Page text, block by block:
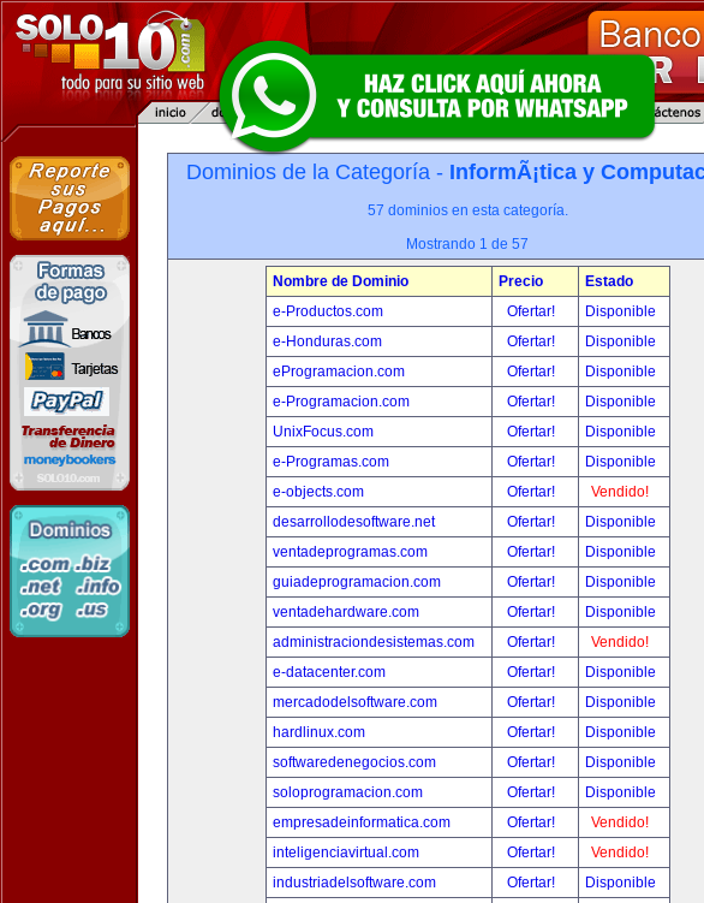
Dominios de la Categoría - InformÃ¡tica y
57 dominios en esta categoría.
Mostrando 1 de 57
Nombre de Dominio Precio
Estado
e-Productos.com
Ofertar!
Disponible
e-Honduras.com
Ofertar!
Disponible
eProgramacion.com
Ofertar!
Disponible
e-Programacion.com
Ofertar!
Disponible
UnixFocus.com
Ofertar!
Disponible
e-Programas.com
Ofertar!
Disponible
e-objects.com
Ofertar!
Vendido!
desarrollodesoftware.net
Ofertar!
Disponible
ventadeprogramas.com
Ofertar!
Disponible
guiadeprogramacion.com
Ofertar!
Disponible
ventadehardware.com
Ofertar!
Disponible
administraciondesistemas.com
Ofertar!
Vendido!
e-datacenter.com
Ofertar!
Disponible
mercadodelsoftware.com
Ofertar!
Disponible
hardlinux.com
Ofertar!
Disponible
softwaredenegocios.com
Ofertar!
Disponible
soloprogramacion.com
Ofertar!
Disponible
empresadeinformatica.com
Ofertar!
Vendido!
inteligenciavirtual.com
Ofertar!
Vendido!
industriadelsoftware.com
Ofertar!
Disponible